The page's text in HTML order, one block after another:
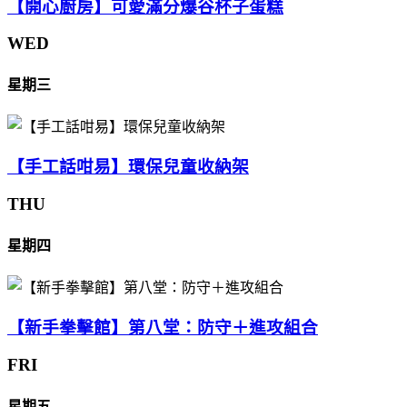
【開心廚房】可愛滿分爆谷杯子蛋糕
WED
星期三
【手工話咁易】環保兒童收納架
THU
星期四
【新手拳擊館】第八堂：防守＋進攻組合
FRI